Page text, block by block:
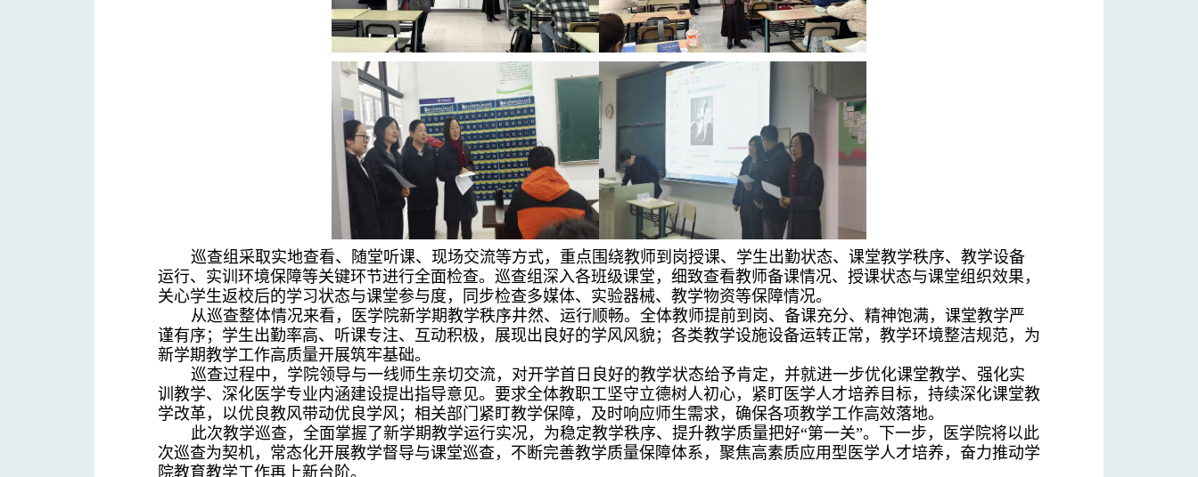
巡查组采取实地查看、随堂听课、现场交流等方式，重点围绕教师到岗授课、学生出勤状态、课堂教学秩序、教学设备
运行、实训环境保障等关键环节进行全面检查。巡查组深入各班级课堂，细致查看教师备课情况、授课状态与课堂组织效果，
关心学生返校后的学习状态与课堂参与度，同步检查多媒体、实验器械、教学物资等保障情况。
从巡查整体情况来看，医学院新学期教学秩序井然、运行顺畅。全体教师提前到岗、备课充分、精神饱满，课堂教学严
谨有序；学生出勤率高、听课专注、互动积极，展现出良好的学风风貌；各类教学设施设备运转正常，教学环境整洁规范，为
新学期教学工作高质量开展筑牢基础。
巡查过程中，学院领导与一线师生亲切交流，对开学首日良好的教学状态给予肯定，并就进一步优化课堂教学、强化实
训教学、深化医学专业内涵建设提出指导意见。要求全体教职工坚守立德树人初心，紧盯医学人才培养目标，持续深化课堂教
学改革，以优良教风带动优良学风；相关部门紧盯教学保障，及时响应师生需求，确保各项教学工作高效落地。
此次教学巡查，全面掌握了新学期教学运行实况，为稳定教学秩序、提升教学质量把好“第一关”。下一步，医学院将以此
次巡查为契机，常态化开展教学督导与课堂巡查，不断完善教学质量保障体系，聚焦高素质应用型医学人才培养，奋力推动学
院教育教学工作再上新台阶。